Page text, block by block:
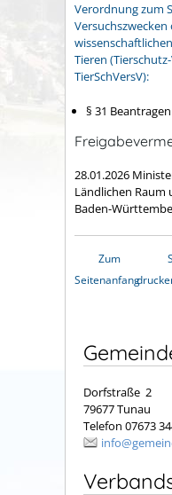
Verordnung zum
Tieren
TierSchVersV):
§ 31
28.01.2026
Ländlichen Raum
Baden-
Zum
Seitenanfang
Dorfstraße 2
79677 Tunau
Telefon 07673